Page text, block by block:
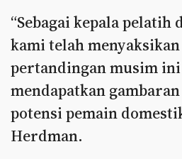
“Sebagai kepala pelatih
kami telah
pertandingan musim
mendapatkan
potensi pemain
Herdman.